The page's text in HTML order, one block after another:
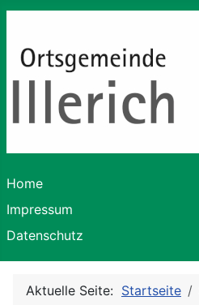
Home
Impressum
Datenschutz
Aktuelle Seite: Startseite